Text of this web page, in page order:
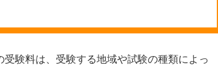
受験料は、受験する地域や試験の種類によっ